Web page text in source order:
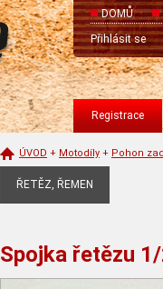
DOMŮ
Přihlásit se
Registrace
ÚVOD + Motodíly + Pohon
ŘETĚZ, ŘEMEN
Spojka řetězu